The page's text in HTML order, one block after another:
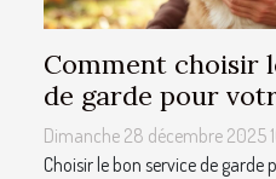
Comment choisir
de garde pour
Dimanche 28 décembre 2025
Choisir le bon service de garde